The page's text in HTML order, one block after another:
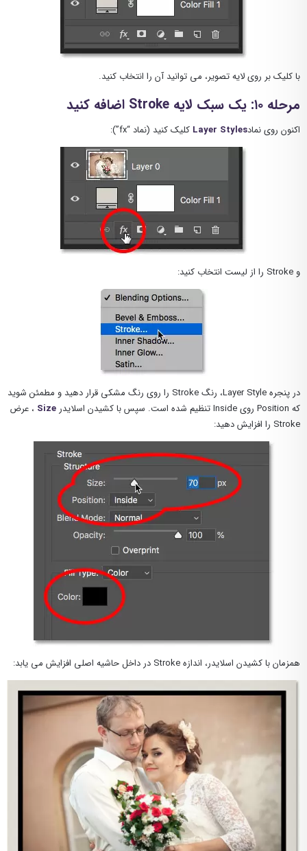
با کلیک بر روی لایه تصویر، می توانید آن را انتخاب کنید.
مرحله ۱۰: یک سبک لایه Stroke اضافه کنید
اکنون روی نمادLayer Styles کلیک کنید (نماد “fx”):
و Stroke را از لیست انتخاب کنید:
در پنجره Layer Style، رنگ Stroke را روی رنگ مشکی قرار دهید و مطمئن شوید
که Position روی Inside تنظیم شده است. سپس با کشیدن اسلایدر
Size ، عرض
Stroke را افزایش دهید:
همزمان با کشیدن اسلایدر، اندازه Stroke در داخل حاشیه اصلی افزایش می یابد: